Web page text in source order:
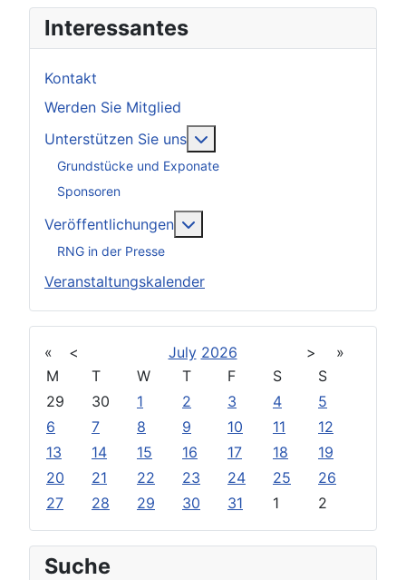
Interessantes
Kontakt
Werden Sie Mitglied
Unterstützen Sie uns
Grundstücke und Exponate
Sponsoren
Veröffentlichungen
RNG in der Presse
Veranstaltungskalender
« < July 2026 >
»
M
T W T F S
S
29
30 1 2 3 4
5
6
7 8 9 10 11
12
13
14 15 16 17 18
19
20
21 22 23 24 25
26
27
28 29 30 31 1 2
Suche